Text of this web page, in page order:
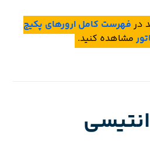
در فهرست کامل ارورهای پکیج
مشاهده کنید.